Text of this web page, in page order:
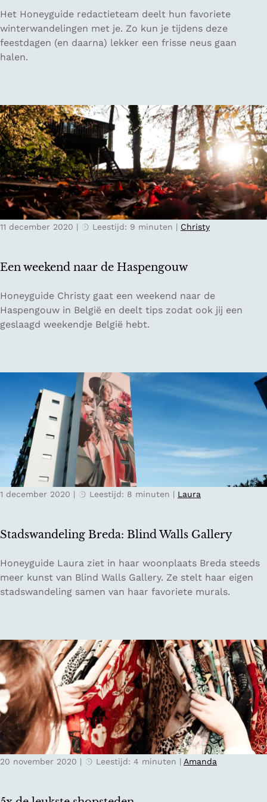
w
e
H
o
a
n
d
s
e
W
a
e
r
i
i
e
D
e
f
a
i
e
t
e
w
i
n
e
a
d
e
l
g
n
H
n
e
g
i
Het Honeyguide redactieteam deelt hun favoriete
winterwandelingen met je. Zo kun je tijdens deze
feestdagen (en daarna) lekker een frisse neus gaan
halen.
Een weekend naar de Haspengouw
11 december 2020 | Leestijd: 9 minuten | Christy
E
e
n
d
a
p
e
n
u
w
Honeyguide Christy gaat een weekend naar de
Haspengouw in België en deelt tips zodat ook jij een
geslaagd weekendje België hebt.
Stadswandeling Breda: Blind Walls Gallery
1 december 2020 | Leestijd: 8 minuten | Laura
S
t
a
a
n
d
e
i
n
g
B
Honeyguide Laura ziet in haar woonplaats Breda steeds
meer kunst van Blind Walls Gallery. Ze stelt haar eigen
stadswandeling samen van haar favoriete murals.
20 november 2020 | Leestijd: 4 minuten | Amanda